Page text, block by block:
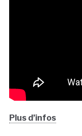
Plus d’infos